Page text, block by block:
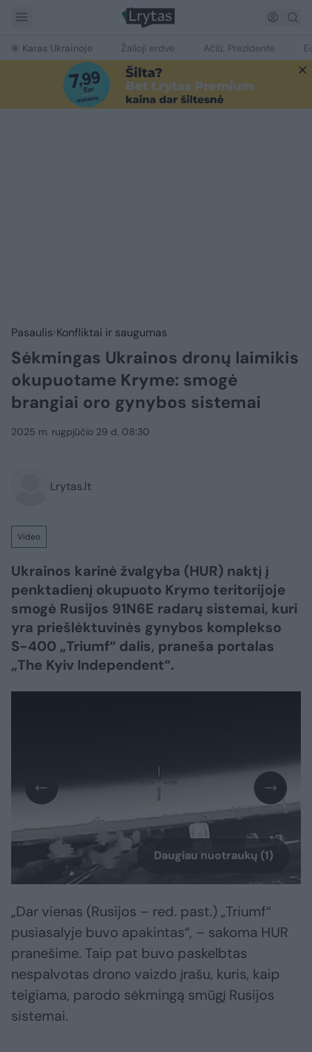
Karas Ukrainoje Žalioji erdvė Ačiū, Prezidente
Pasaulis Konfliktai ir saugumas
Sėkmingas Ukrainos dronų laimikis
okupuotame Kryme: smogė
brangiai oro gynybos sistemai
2025 m. rugpjūčio 29 d. 08:30
Lrytas.lt
Video
Ukrainos karinė žvalgyba (HUR) naktį į
penktadienį okupuoto Krymo teritorijoje
smogė Rusijos 91N6E radarų sistemai, kuri
yra priešlėktuvinės gynybos komplekso
S-400 „Triumf“ dalis, praneša portalas
„The Kyiv Independent“.
Daugiau nuotraukų (1)
„Dar vienas (Rusijos – red. past.) „Triumf“
pusiasalyje buvo apakintas“, – sakoma HUR
pranešime. Taip pat buvo paskelbtas
nespalvotas drono vaizdo įrašu, kuris, kaip
teigiama, parodo sėkmingą smūgį Rusijos
sistemai.